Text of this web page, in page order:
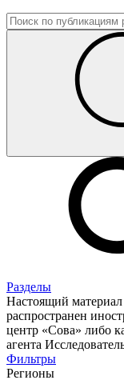
Разделы
Настоящий
распространен
центр «Сова» либо
агента
Фильтры
Регионы